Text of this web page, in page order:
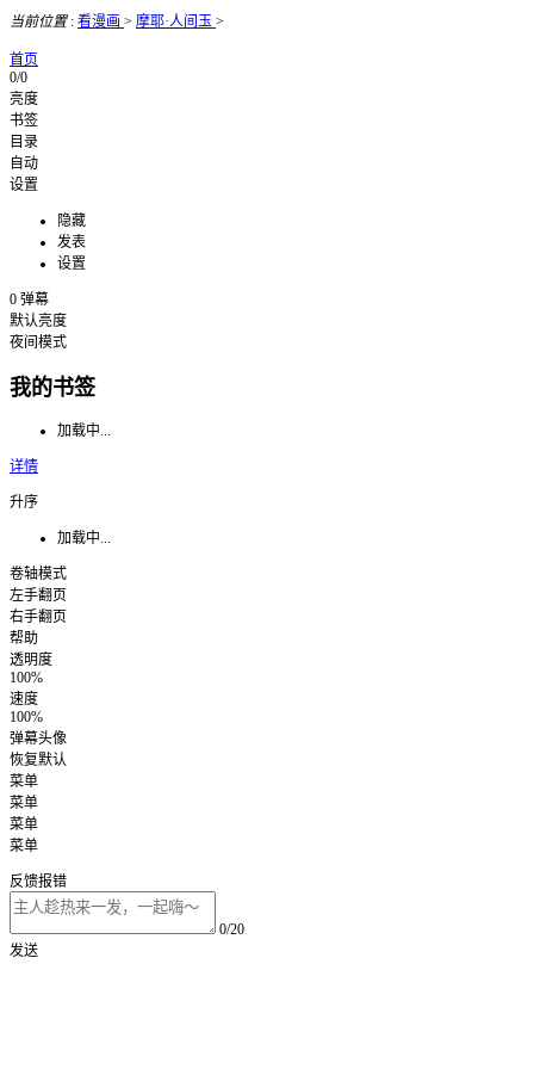
当前位置: 看漫画 > 摩耶·人间玉 >
首页
0/0
亮度
书签
目录
自动
设置
隐藏
发表
设置
0 弹幕
默认亮度
夜间模式
我的书签
加载中...
详情
升序
加载中...
卷轴模式
左手翻页
右手翻页
帮助
透明度
100%
速度
100%
弹幕头像
恢复默认
菜单
菜单
菜单
菜单
反馈报错
0/20
发送